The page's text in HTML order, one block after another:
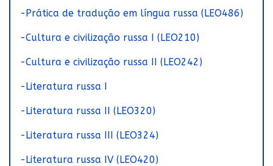
-Prática de tradução em língua russa (LEO486)
-Cultura e civilização russa I (LEO210)
-Cultura e civilização russa II (LEO242)
-Literatura russa I
-Literatura russa II (LEO320)
-Literatura russa III (LEO324)
-Literatura russa IV (LEO420)